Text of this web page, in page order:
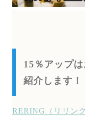
15％アップ
紹介します！
RERING（リリング